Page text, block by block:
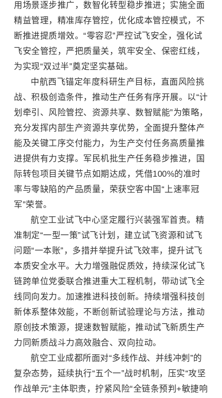
用场景逐步推广，数智化转型稳步推进；实施全面
精益管理，精准库存管控，优化成本管控模式，不
断推进提质增效。“零容忍”严控试飞安全，强化试
飞安全管控，严把质量关，筑牢安全、保密红线，
为实现“双过半”奠定坚实基础。
中航西飞锚定年度科研生产目标，直面风险挑
战、积极创造条件，推动生产任务有序开展。以“计
划牵引、风险管控、资源共享、数智赋能”为策略，
充分发挥内部生产资源共享优势，全面提升整体产
能及关键工序交付能力，为生产交付任务高质量推
进提供有力支撑。军民机批生产任务稳步推进，国
际转包项目关键节点如期达成，凭借100%的准时
率与零缺陷的产品质量，荣获空客中国“上速率冠
军”荣誉。
航空工业试飞中心坚定履行兴装强军首责。精
准制定“一型一策”试飞计划，建立试飞资源和试飞
问题“一本账”，多措并举提升试飞效率，提升试飞
本质安全水平。大力增强融促质效，持续深化试飞
链跨单位党委联合推进重大工程机制，带动试飞全
线同向发力。加速推进科技创新。持续增强科技创
新体系整体效能，不断创新试验理论与方法，推动
原创技术策源，提速数智赋能，推动试飞新质生产
力同新质战斗力高效融合、双向拉动。
航空工业成都所面对“多线作战、并线冲刺”的
复杂态势，延续执行“五个一”战时机制，压实“攻坚
作战单元”主体职责，拧紧风险“全链条预判+敏捷响